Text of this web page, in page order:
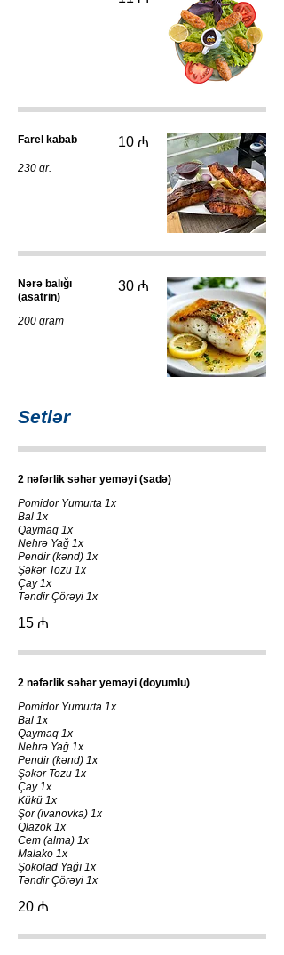
Farel kabab
230 qr.
10 ₼
Nərə balığı
(asatrin)
200 qram
30 ₼
Setlər
2 nəfərlik səhər yeməyi (sadə)
Pomidor Yumurta 1x
Bal 1x
Qaymaq 1x
Nehrə Yağ 1x
Pendir (kənd) 1x
Şəkər Tozu 1x
Çay 1x
Təndir Çörəyi 1x
15 ₼
2 nəfərlik səhər yeməyi (doyumlu)
Pomidor Yumurta 1x
Bal 1x
Qaymaq 1x
Nehrə Yağ 1x
Pendir (kənd) 1x
Şəkər Tozu 1x
Çay 1x
Kükü 1x
Şor (ivanovka) 1x
Qlazok 1x
Cem (alma) 1x
Malako 1x
Şokolad Yağı 1x
Təndir Çörəyi 1x
20 ₼